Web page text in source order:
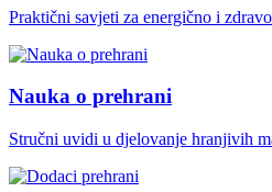
Praktični savjeti za energično i
Nauka o prehrani
Stručni uvidi u djelovanje hranjivih